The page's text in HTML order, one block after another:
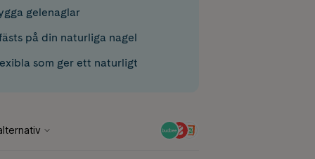
gelenaglar
på din naturliga nagel
som ger ett naturligt